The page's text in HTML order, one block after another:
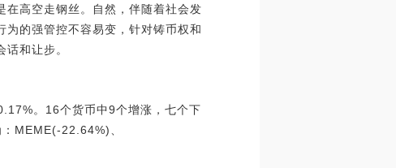
在高空走钢丝。自然，伴随着社会发
的强管控不容易变，针对铸币权和
和让步。
。16个货币中9个增涨，七个下
MEME(-22.64%)、